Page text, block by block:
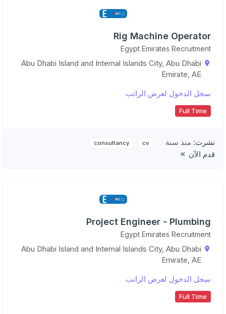
Rig Machine Operator
Egypt Emirates Recruitment
Abu Dhabi Island and Internal Islands City, Abu Dhabi
Emirate, AE
سجل الدخول لعرض الراتب
Full Time
نشرت: منذ سنة cv
consultancy
قدم الآن
Project Engineer - Plumbing
Egypt Emirates Recruitment
Abu Dhabi Island and Internal Islands City, Abu Dhabi
Emirate, AE
سجل الدخول لعرض الراتب
Full Time